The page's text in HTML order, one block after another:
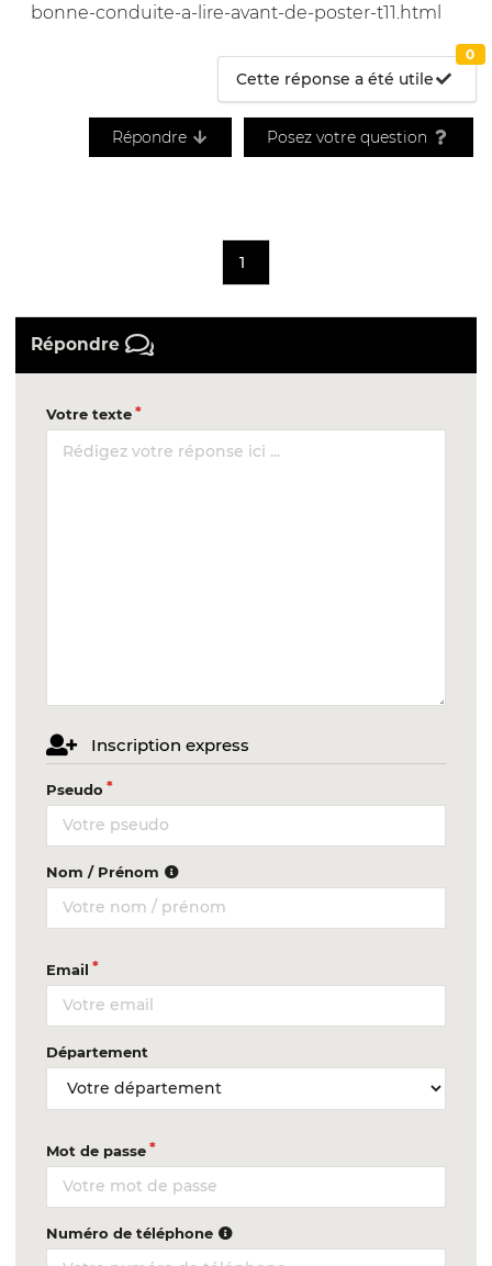
bonne-conduite-a-lire-avant-de-poster-t11.html
Cette réponse a été utile
0
Répondre Posez votre question
1
Répondre
Votre texte
Inscription express
Pseudo
Nom / Prénom
Email
Département
Mot de passe
Numéro de téléphone